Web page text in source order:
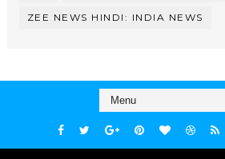
ZEE NEWS HINDI: INDIA NEWS